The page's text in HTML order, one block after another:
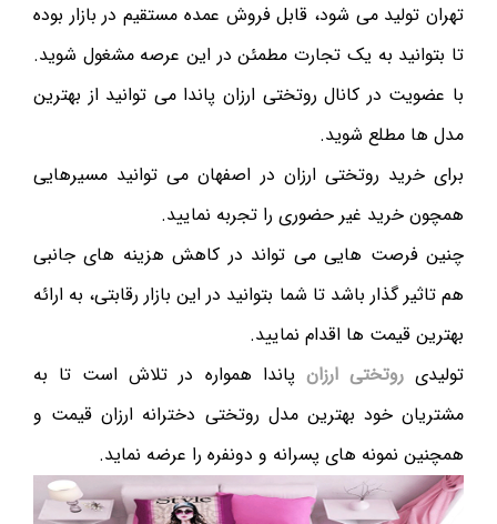
تهران تولید می شود، قابل فروش عمده مستقیم در بازار بوده
تا بتوانید به یک تجارت مطمئن در این عرصه مشغول شوید.
با عضویت در کانال روتختی ارزان پاندا می توانید از بهترین
مدل ها مطلع شوید.
برای خرید روتختی ارزان در اصفهان می توانید مسیرهایی
همچون خرید غیر حضوری را تجربه نمایید.
چنین فرصت هایی می تواند در کاهش هزینه های جانبی
هم تاثیر گذار باشد تا شما بتوانید در این بازار رقابتی، به ارائه
بهترین قیمت ها اقدام نمایید.
تولیدیروتختی ارزان پاندا همواره در تلاش است تا به
مشتریان خود بهترین مدل روتختی دخترانه ارزان قیمت و
همچنین نمونه های پسرانه و دونفره را عرضه نماید.